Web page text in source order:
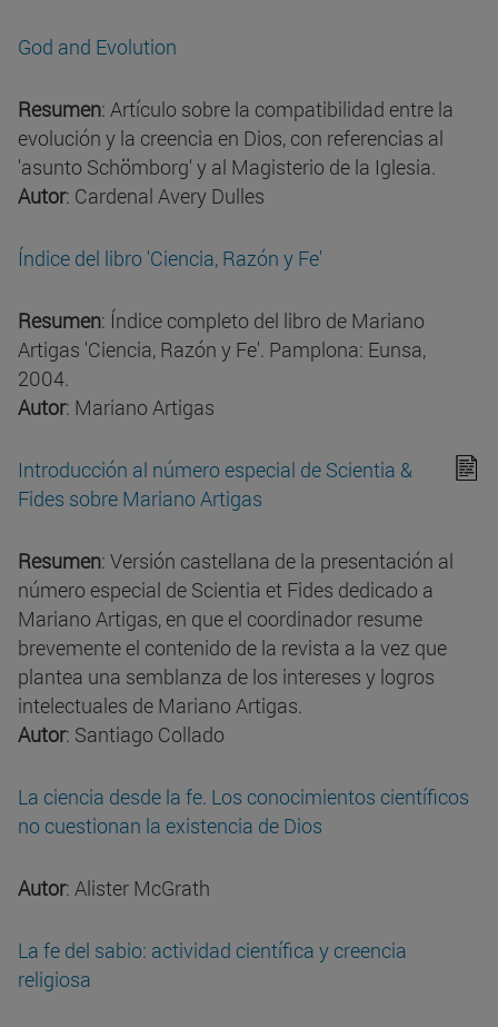
God and Evolution
Resumen: Artículo sobre la compatibilidad entre la
evolución y la creencia en Dios, con referencias al
'asunto Schömborg' y al Magisterio de la Iglesia.
Autor: Cardenal Avery Dulles
Índice del libro 'Ciencia, Razón y Fe'
Resumen: Índice completo del libro de Mariano
Artigas 'Ciencia, Razón y Fe'. Pamplona: Eunsa,
2004.
Autor: Mariano Artigas
Introducción al número especial de Scientia &
Fides sobre Mariano Artigas
Resumen: Versión castellana de la presentación al
número especial de Scientia et Fides dedicado a
Mariano Artigas, en que el coordinador resume
brevemente el contenido de la revista a la vez que
plantea una semblanza de los intereses y logros
intelectuales de Mariano Artigas.
Autor: Santiago Collado
La ciencia desde la fe. Los conocimientos científicos
no cuestionan la existencia de Dios
Autor: Alister McGrath
La fe del sabio: actividad científica y creencia
religiosa